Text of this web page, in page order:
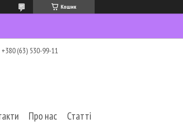
Кошик
+380 (63) 530-99-11
Про нас Статті